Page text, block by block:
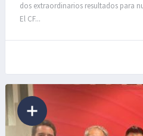
dos extraordinarios resultados para
El CF...